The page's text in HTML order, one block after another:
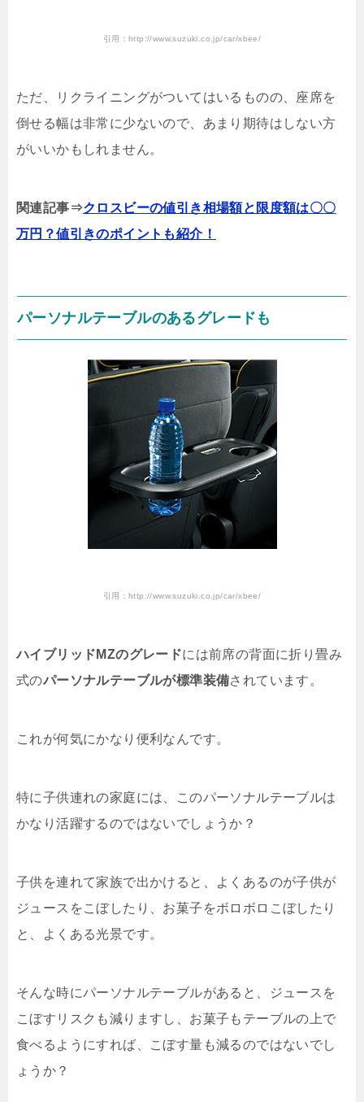
引用：http://www.suzuki.co.jp/car/xbee/
ただ、リクライニングがついてはいるものの、座席を
倒せる幅は非常に少ないので、あまり期待はしない方
がいいかもしれません。
関連記事⇒クロスビーの値引き相場額と限度額は〇〇
万円？値引きのポイントも紹介！
パーソナルテーブルのあるグレードも
引用：http://www.suzuki.co.jp/car/xbee/
ハイブリッドMZのグレードには前席の背面に折り畳み
式のパーソナルテーブルが標準装備されています。
これが何気にかなり便利なんです。
特に子供連れの家庭には、このパーソナルテーブルは
かなり活躍するのではないでしょうか？
子供を連れて家族で出かけると、よくあるのが子供が
ジュースをこぼしたり、お菓子をボロボロこぼしたり
と、よくある光景です。
そんな時にパーソナルテーブルがあると、ジュースを
こぼすリスクも減りますし、お菓子もテーブルの上で
食べるようにすれば、こぼす量も減るのではないでし
ょうか？